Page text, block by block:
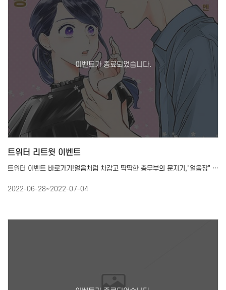
트위터 리트윗 이벤트
트위터 이벤트 바로가기!얼음처럼 차갑고 딱딱한 총무부의 문지기,"얼음장" 요시나가 나오. X성격 좋고 인물 …
2022-06-28~2022-07-04